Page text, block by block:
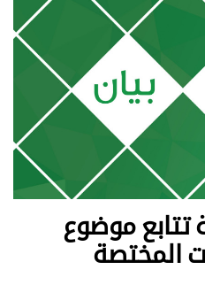
تتابع موضوع
المختصة